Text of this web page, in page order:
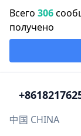
Всего 306
получено
+86
中国 CHINA